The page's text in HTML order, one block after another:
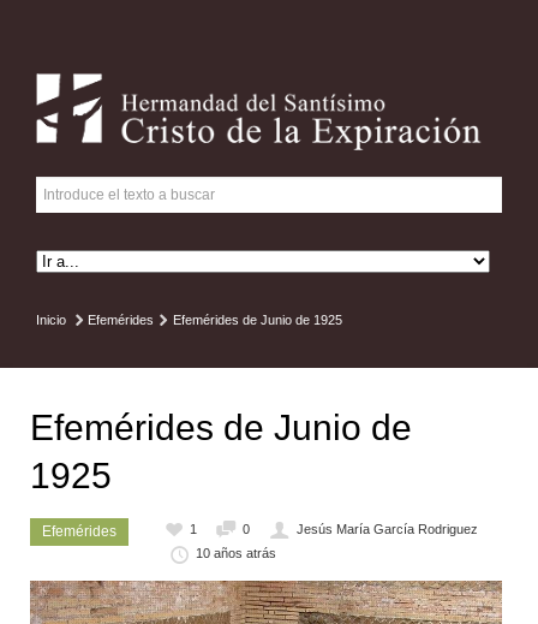
Inicio Efemérides Efemérides de Junio de 1925
Efemérides de Junio de
1925
Efemérides 1 0
Jesús María García Rodriguez
10 años atrás